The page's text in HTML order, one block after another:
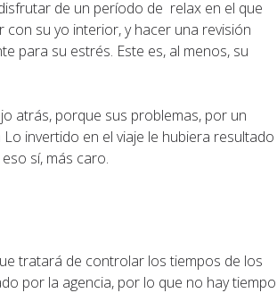
de un período de relax en el que
su yo interior, y hacer una revisión
para su estrés. Este es, al menos, su
atrás, porque sus problemas, por un
invertido en el viaje le hubiera resultado
sí, más caro.
tratará de controlar los tiempos de los
por la agencia, por lo que no hay tiempo